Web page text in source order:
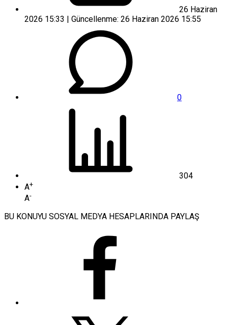
26 Haziran
2026 15:33 | Güncellenme: 26 Haziran 2026 15:55
0
304
A+
A-
BU KONUYU SOSYAL MEDYA HESAPLARINDA PAYLAŞ